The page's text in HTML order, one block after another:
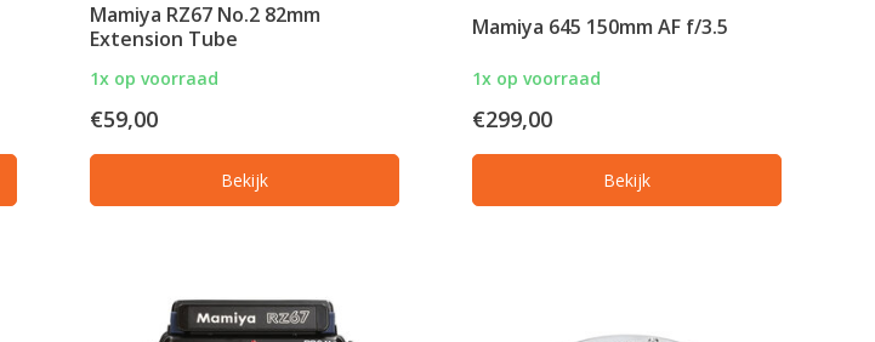
Mamiya RZ67 No.2 82mm
Extension Tube
1x op voorraad
€59,00
Bekijk
Mamiya 645 150mm AF f/3.5
1x op voorraad
€299,00
Bekijk